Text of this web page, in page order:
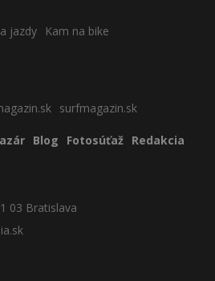
jazdy
Kam na bike
surfmagazin.sk
Blog Fotosúťaž Redakcia
03 Bratislava